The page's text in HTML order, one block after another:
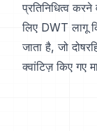
प्रतिनिधित्व
लिए DWT लागू
जाता है, जो
क्वांटिज़ किए गए